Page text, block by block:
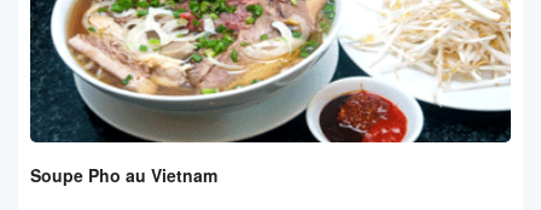
Soupe Pho au Vietnam